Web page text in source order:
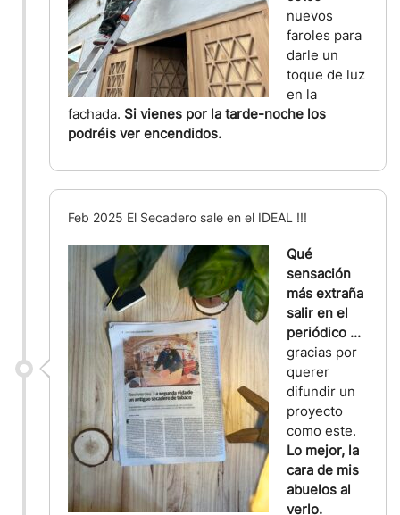
nuevos
faroles para
darle un
toque de luz
en la
fachada. Si vienes por la tarde-noche los
podréis ver encendidos.
Feb 2025 El Secadero sale en el IDEAL !!!
Qué
sensación
más extraña
salir en el
periódico ...
gracias por
querer
difundir un
proyecto
como este.
Lo mejor, la
cara de mis
abuelos al
verlo.